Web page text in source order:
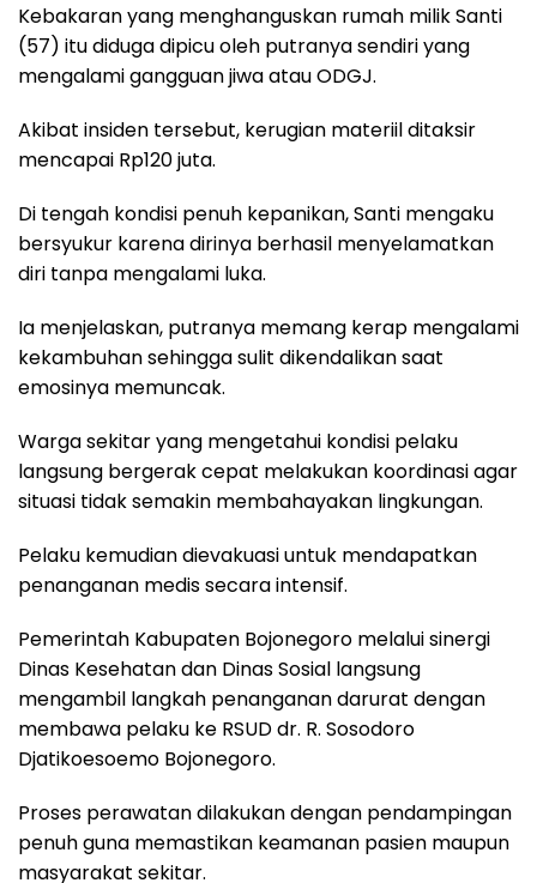
Kebakaran yang menghanguskan rumah milik Santi
(57) itu diduga dipicu oleh putranya sendiri yang
mengalami gangguan jiwa atau ODGJ.
Akibat insiden tersebut, kerugian materiil ditaksir
mencapai Rp120 juta.
Di tengah kondisi penuh kepanikan, Santi mengaku
bersyukur karena dirinya berhasil menyelamatkan
diri tanpa mengalami luka.
Ia menjelaskan, putranya memang kerap mengalami
kekambuhan sehingga sulit dikendalikan saat
emosinya memuncak.
Warga sekitar yang mengetahui kondisi pelaku
langsung bergerak cepat melakukan koordinasi agar
situasi tidak semakin membahayakan lingkungan.
Pelaku kemudian dievakuasi untuk mendapatkan
penanganan medis secara intensif.
Pemerintah Kabupaten Bojonegoro melalui sinergi
Dinas Kesehatan dan Dinas Sosial langsung
mengambil langkah penanganan darurat dengan
membawa pelaku ke RSUD dr. R. Sosodoro
Djatikoesoemo Bojonegoro.
Proses perawatan dilakukan dengan pendampingan
penuh guna memastikan keamanan pasien maupun
masyarakat sekitar.